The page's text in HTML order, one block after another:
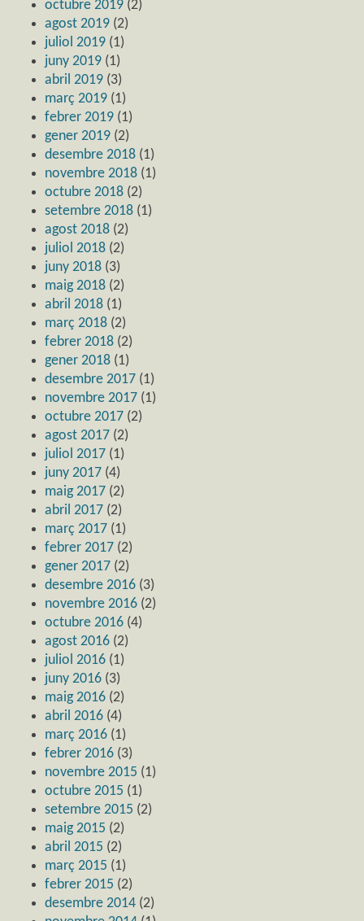
octubre 2019 (2)
agost 2019 (2)
juliol 2019 (1)
juny 2019 (1)
abril 2019 (3)
març 2019 (1)
febrer 2019 (1)
gener 2019 (2)
desembre 2018 (1)
novembre 2018 (1)
octubre 2018 (2)
setembre 2018 (1)
agost 2018 (2)
juliol 2018 (2)
juny 2018 (3)
maig 2018 (2)
abril 2018 (1)
març 2018 (2)
febrer 2018 (2)
gener 2018 (1)
desembre 2017 (1)
novembre 2017 (1)
octubre 2017 (2)
agost 2017 (2)
juliol 2017 (1)
juny 2017 (4)
maig 2017 (2)
abril 2017 (2)
març 2017 (1)
febrer 2017 (2)
gener 2017 (2)
desembre 2016 (3)
novembre 2016 (2)
octubre 2016 (4)
agost 2016 (2)
juliol 2016 (1)
juny 2016 (3)
maig 2016 (2)
abril 2016 (4)
març 2016 (1)
febrer 2016 (3)
novembre 2015 (1)
octubre 2015 (1)
setembre 2015 (2)
maig 2015 (2)
abril 2015 (2)
març 2015 (1)
febrer 2015 (2)
desembre 2014 (2)